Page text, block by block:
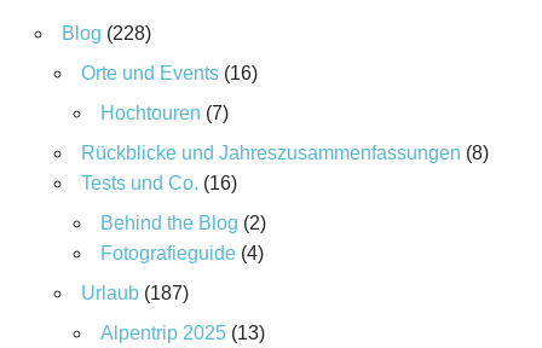
Blog (228)
Orte und Events(16)
Hochtouren (7)
Rückblicke und Jahreszusammenfassungen (8)
Tests und Co. (16)
Behind the Blog (2)
Fotografieguide(4)
Urlaub(187)
Alpentrip 2025(13)